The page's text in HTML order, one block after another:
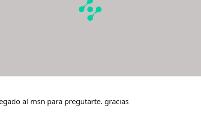
al msn para pregutarte. gracias